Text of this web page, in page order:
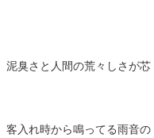
泥臭さと人間の荒々しさが芯
客入れ時から鳴ってる雨音の